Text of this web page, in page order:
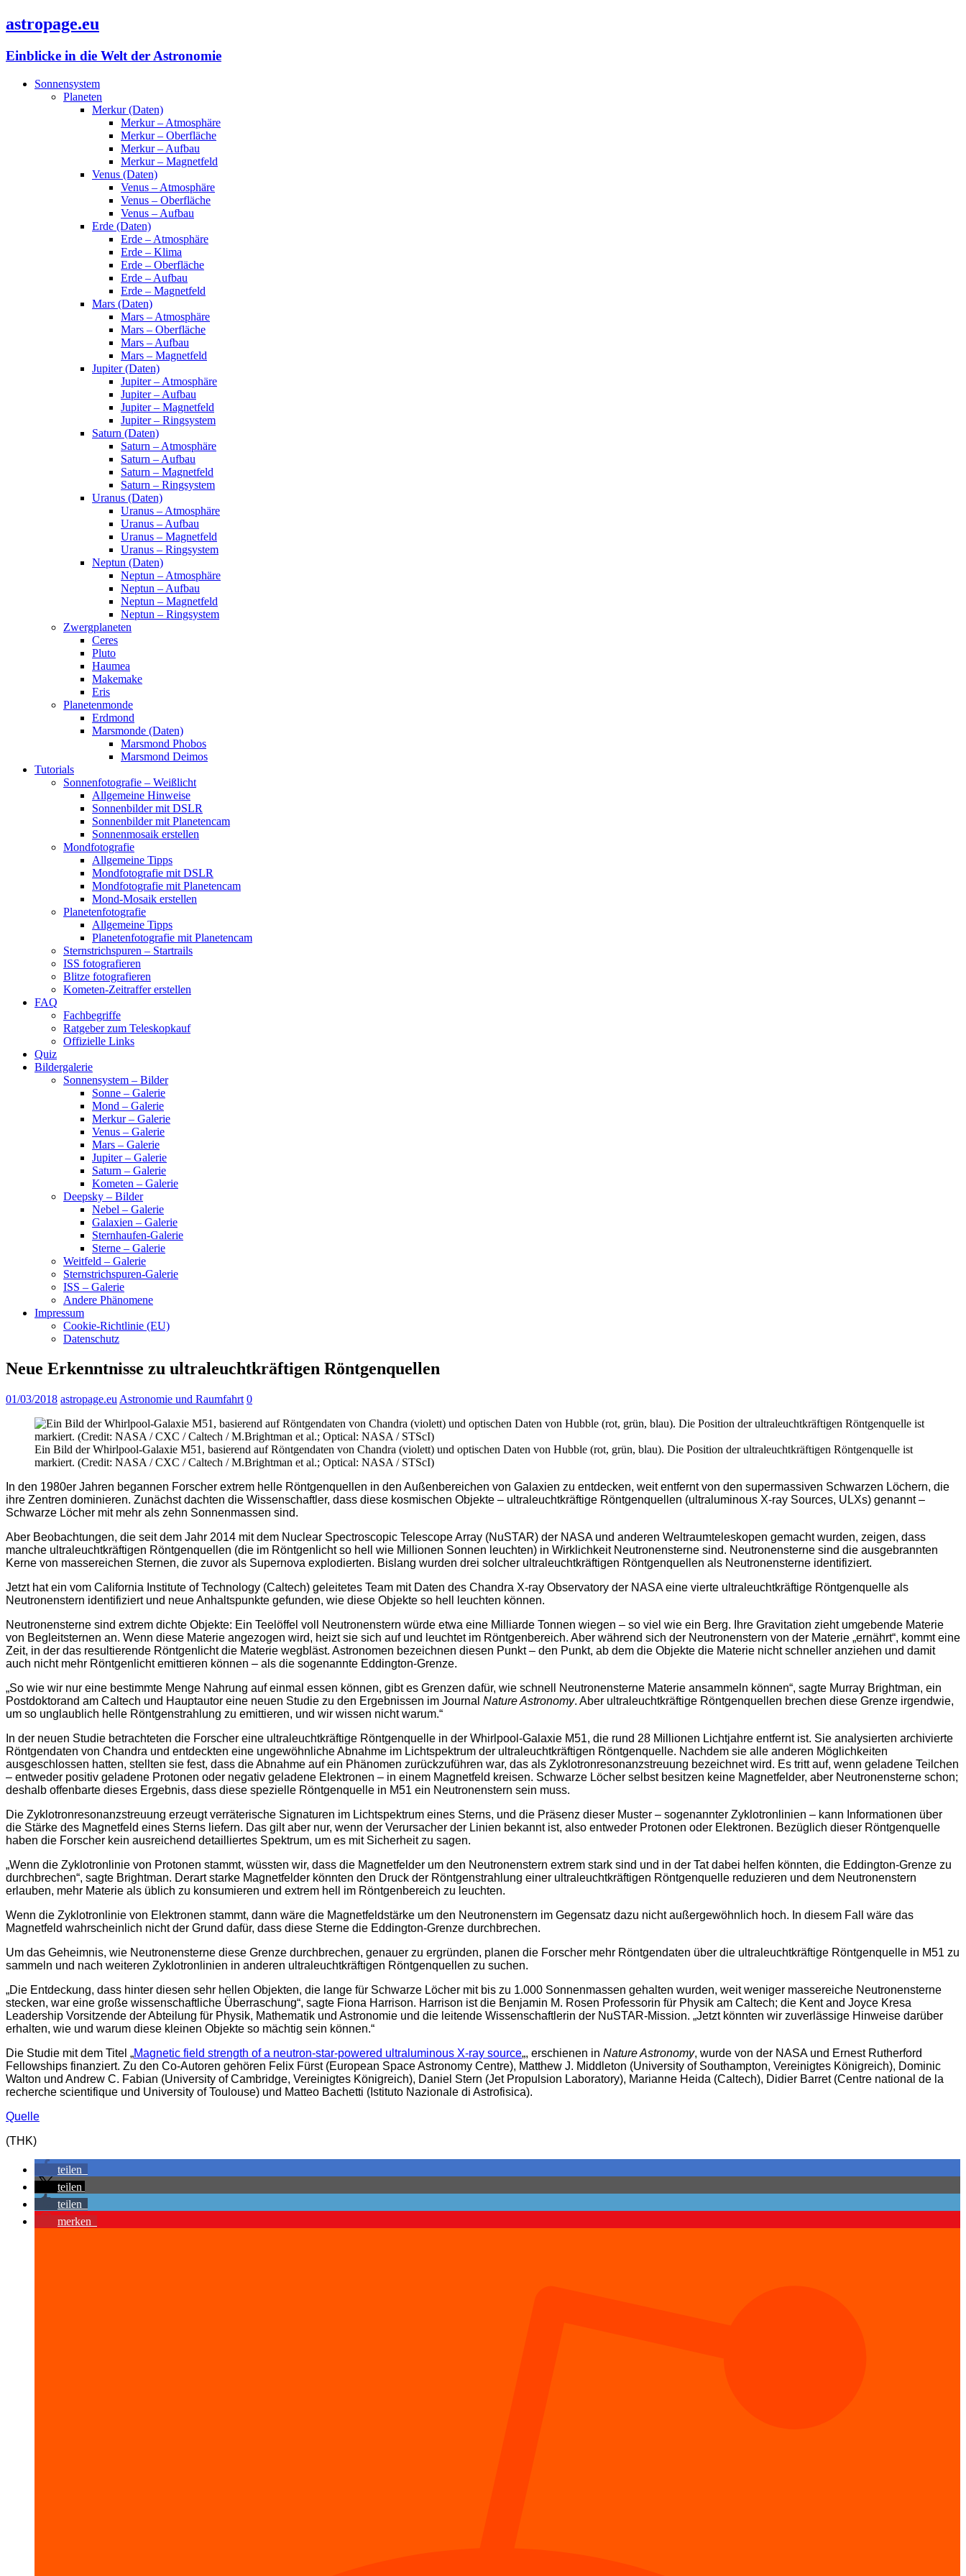
astropage.eu
Einblicke in die Welt der Astronomie
Sonnensystem
Planeten
Merkur (Daten)
Merkur – Atmosphäre
Merkur – Oberfläche
Merkur – Aufbau
Merkur – Magnetfeld
Venus (Daten)
Venus – Atmosphäre
Venus – Oberfläche
Venus – Aufbau
Erde (Daten)
Erde – Atmosphäre
Erde – Klima
Erde – Oberfläche
Erde – Aufbau
Erde – Magnetfeld
Mars (Daten)
Mars – Atmosphäre
Mars – Oberfläche
Mars – Aufbau
Mars – Magnetfeld
Jupiter (Daten)
Jupiter – Atmosphäre
Jupiter – Aufbau
Jupiter – Magnetfeld
Jupiter – Ringsystem
Saturn (Daten)
Saturn – Atmosphäre
Saturn – Aufbau
Saturn – Magnetfeld
Saturn – Ringsystem
Uranus (Daten)
Uranus – Atmosphäre
Uranus – Aufbau
Uranus – Magnetfeld
Uranus – Ringsystem
Neptun (Daten)
Neptun – Atmosphäre
Neptun – Aufbau
Neptun – Magnetfeld
Neptun – Ringsystem
Zwergplaneten
Ceres
Pluto
Haumea
Makemake
Eris
Planetenmonde
Erdmond
Marsmonde (Daten)
Marsmond Phobos
Marsmond Deimos
Tutorials
Sonnenfotografie – Weißlicht
Allgemeine Hinweise
Sonnenbilder mit DSLR
Sonnenbilder mit Planetencam
Sonnenmosaik erstellen
Mondfotografie
Allgemeine Tipps
Mondfotografie mit DSLR
Mondfotografie mit Planetencam
Mond-Mosaik erstellen
Planetenfotografie
Allgemeine Tipps
Planetenfotografie mit Planetencam
Sternstrichspuren – Startrails
ISS fotografieren
Blitze fotografieren
Kometen-Zeitraffer erstellen
FAQ
Fachbegriffe
Ratgeber zum Teleskopkauf
Offizielle Links
Quiz
Bildergalerie
Sonnensystem – Bilder
Sonne – Galerie
Mond – Galerie
Merkur – Galerie
Venus – Galerie
Mars – Galerie
Jupiter – Galerie
Saturn – Galerie
Kometen – Galerie
Deepsky – Bilder
Nebel – Galerie
Galaxien – Galerie
Sternhaufen-Galerie
Sterne – Galerie
Weitfeld – Galerie
Sternstrichspuren-Galerie
ISS – Galerie
Andere Phänomene
Impressum
Cookie-Richtlinie (EU)
Datenschutz
Neue Erkenntnisse zu ultraleuchtkräftigen Röntgenquellen
01/03/2018 astropage.eu Astronomie und Raumfahrt 0
Ein Bild der Whirlpool-Galaxie M51, basierend auf Röntgendaten von Chandra (violett) und optischen Daten von Hubble (rot, grün, blau). Die Position der ultraleuchtkräftigen Röntgenquelle ist
markiert. (Credit: NASA / CXC / Caltech / M.Brightman et al.; Optical: NASA / STScI)
In den 1980er Jahren begannen Forscher extrem helle Röntgenquellen in den Außenbereichen von Galaxien zu entdecken, weit entfernt von den supermassiven Schwarzen Löchern, die
ihre Zentren dominieren. Zunächst dachten die Wissenschaftler, dass diese kosmischen Objekte – ultraleuchtkräftige Röntgenquellen (ultraluminous X-ray Sources, ULXs) genannt –
Schwarze Löcher mit mehr als zehn Sonnenmassen sind.
Aber Beobachtungen, die seit dem Jahr 2014 mit dem Nuclear Spectroscopic Telescope Array (NuSTAR) der NASA und anderen Weltraumteleskopen gemacht wurden, zeigen, dass
manche ultraleuchtkräftigen Röntgenquellen (die im Röntgenlicht so hell wie Millionen Sonnen leuchten) in Wirklichkeit Neutronensterne sind. Neutronensterne sind die ausgebrannten
Kerne von massereichen Sternen, die zuvor als Supernova explodierten. Bislang wurden drei solcher ultraleuchtkräftigen Röntgenquellen als Neutronensterne identifiziert.
Jetzt hat ein vom California Institute of Technology (Caltech) geleitetes Team mit Daten des Chandra X-ray Observatory der NASA eine vierte ultraleuchtkräftige Röntgenquelle als
Neutronenstern identifiziert und neue Anhaltspunkte gefunden, wie diese Objekte so hell leuchten können.
Neutronensterne sind extrem dichte Objekte: Ein Teelöffel voll Neutronenstern würde etwa eine Milliarde Tonnen wiegen – so viel wie ein Berg. Ihre Gravitation zieht umgebende Materie
von Begleitsternen an. Wenn diese Materie angezogen wird, heizt sie sich auf und leuchtet im Röntgenbereich. Aber während sich der Neutronenstern von der Materie „ernährt“, kommt eine
Zeit, in der das resultierende Röntgenlicht die Materie wegbläst. Astronomen bezeichnen diesen Punkt – den Punkt, ab dem die Objekte die Materie nicht schneller anziehen und damit
auch nicht mehr Röntgenlicht emittieren können – als die sogenannte Eddington-Grenze.
„So wie wir nur eine bestimmte Menge Nahrung auf einmal essen können, gibt es Grenzen dafür, wie schnell Neutronensterne Materie ansammeln können“, sagte Murray Brightman, ein
Postdoktorand am Caltech und Hauptautor eine neuen Studie zu den Ergebnissen im Journal Nature Astronomy. Aber ultraleuchtkräftige Röntgenquellen brechen diese Grenze irgendwie,
um so unglaublich helle Röntgenstrahlung zu emittieren, und wir wissen nicht warum.“
In der neuen Studie betrachteten die Forscher eine ultraleuchtkräftige Röntgenquelle in der Whirlpool-Galaxie M51, die rund 28 Millionen Lichtjahre entfernt ist. Sie analysierten archivierte
Röntgendaten von Chandra und entdeckten eine ungewöhnliche Abnahme im Lichtspektrum der ultraleuchtkräftigen Röntgenquelle. Nachdem sie alle anderen Möglichkeiten
ausgeschlossen hatten, stellten sie fest, dass die Abnahme auf ein Phänomen zurückzuführen war, das als Zyklotronresonanzstreuung bezeichnet wird. Es tritt auf, wenn geladene Teilchen
– entweder positiv geladene Protonen oder negativ geladene Elektronen – in einem Magnetfeld kreisen. Schwarze Löcher selbst besitzen keine Magnetfelder, aber Neutronensterne schon;
deshalb offenbarte dieses Ergebnis, dass diese spezielle Röntgenquelle in M51 ein Neutronenstern sein muss.
Die Zyklotronresonanzstreuung erzeugt verräterische Signaturen im Lichtspektrum eines Sterns, und die Präsenz dieser Muster – sogenannter Zyklotronlinien – kann Informationen über
die Stärke des Magnetfeld eines Sterns liefern. Das gilt aber nur, wenn der Verursacher der Linien bekannt ist, also entweder Protonen oder Elektronen. Bezüglich dieser Röntgenquelle
haben die Forscher kein ausreichend detailliertes Spektrum, um es mit Sicherheit zu sagen.
„Wenn die Zyklotronlinie von Protonen stammt, wüssten wir, dass die Magnetfelder um den Neutronenstern extrem stark sind und in der Tat dabei helfen könnten, die Eddington-Grenze zu
durchbrechen“, sagte Brightman. Derart starke Magnetfelder könnten den Druck der Röntgenstrahlung einer ultraleuchtkräftigen Röntgenquelle reduzieren und dem Neutronenstern
erlauben, mehr Materie als üblich zu konsumieren und extrem hell im Röntgenbereich zu leuchten.
Wenn die Zyklotronlinie von Elektronen stammt, dann wäre die Magnetfeldstärke um den Neutronenstern im Gegensatz dazu nicht außergewöhnlich hoch. In diesem Fall wäre das
Magnetfeld wahrscheinlich nicht der Grund dafür, dass diese Sterne die Eddington-Grenze durchbrechen.
Um das Geheimnis, wie Neutronensterne diese Grenze durchbrechen, genauer zu ergründen, planen die Forscher mehr Röntgendaten über die ultraleuchtkräftige Röntgenquelle in M51 zu
sammeln und nach weiteren Zyklotronlinien in anderen ultraleuchtkräftigen Röntgenquellen zu suchen.
„Die Entdeckung, dass hinter diesen sehr hellen Objekten, die lange für Schwarze Löcher mit bis zu 1.000 Sonnenmassen gehalten wurden, weit weniger massereiche Neutronensterne
stecken, war eine große wissenschaftliche Überraschung“, sagte Fiona Harrison. Harrison ist die Benjamin M. Rosen Professorin für Physik am Caltech; die Kent and Joyce Kresa
Leadership Vorsitzende der Abteilung für Physik, Mathematik und Astronomie und die leitende Wissenschaftlerin der NuSTAR-Mission. „Jetzt könnten wir zuverlässige Hinweise darüber
erhalten, wie und warum diese kleinen Objekte so mächtig sein können.“
Die Studie mit dem Titel „Magnetic field strength of a neutron-star-powered ultraluminous X-ray source„, erschienen in Nature Astronomy, wurde von der NASA und Ernest Rutherford
Fellowships finanziert. Zu den Co-Autoren gehören Felix Fürst (European Space Astronomy Centre), Matthew J. Middleton (University of Southampton, Vereinigtes Königreich), Dominic
Walton und Andrew C. Fabian (University of Cambridge, Vereinigtes Königreich), Daniel Stern (Jet Propulsion Laboratory), Marianne Heida (Caltech), Didier Barret (Centre national de la
recherche scientifique und University of Toulouse) und Matteo Bachetti (Istituto Nazionale di Astrofisica).
Quelle
(THK)
teilen
teilen
teilen
merken